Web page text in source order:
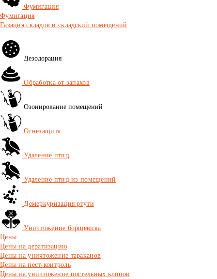
Фумигация
Фумигация
Газация складов и складский помещений
Дезодорация
Обработка от запахов
Озонирование помещений
Огнезащита
Удаление птиц
Удаление птиц из помещений
Демеркуризация ртути
Уничтожение борщевика
Цены
Цены на дератизацию
Цены на уничтожение тараканов
Цены на пест-контроль
Цены на уничтожение постельных клопов